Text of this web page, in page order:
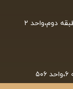
دوم،واحد ۲